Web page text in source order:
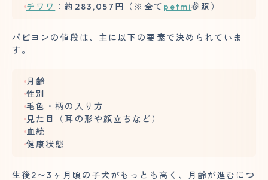
チワワ ：約283,057円（※全て petmi参照）
パピヨンの値段は、主に以下の要素で決められていま
す。
月齢
性別
毛色・柄の入り方
見た目（耳の形や顔立ちなど）
血統
健康状態
生後2〜3ヶ月頃の子犬がもっとも高く、月齢が進むにつ